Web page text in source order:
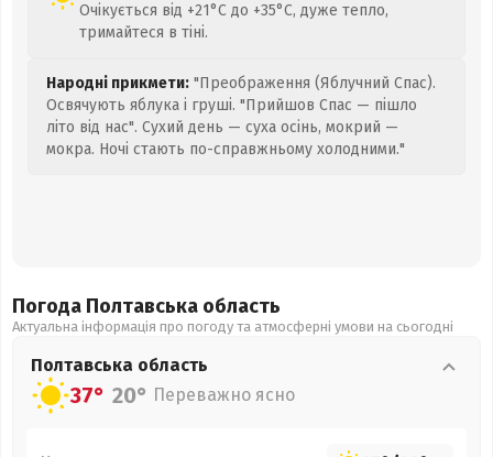
Очікується від +21°C до +35°C, дуже тепло,
тримайтеся в тіні.
Народні прикмети: "Преображення (Яблучний Спас).
Освячують яблука і груші. "Прийшов Спас — пішло
літо від нас". Сухий день — суха осінь, мокрий —
мокра. Ночі стають по-справжньому холодними."
Погода Полтавська область
Актуальна інформація про погоду та атмосферні умови на сьогодні
Полтавська область
37° 20° Переважно ясно